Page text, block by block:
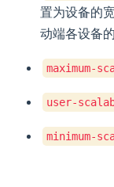
置为设备的
动端各设备
maximum-
user-
minimum-